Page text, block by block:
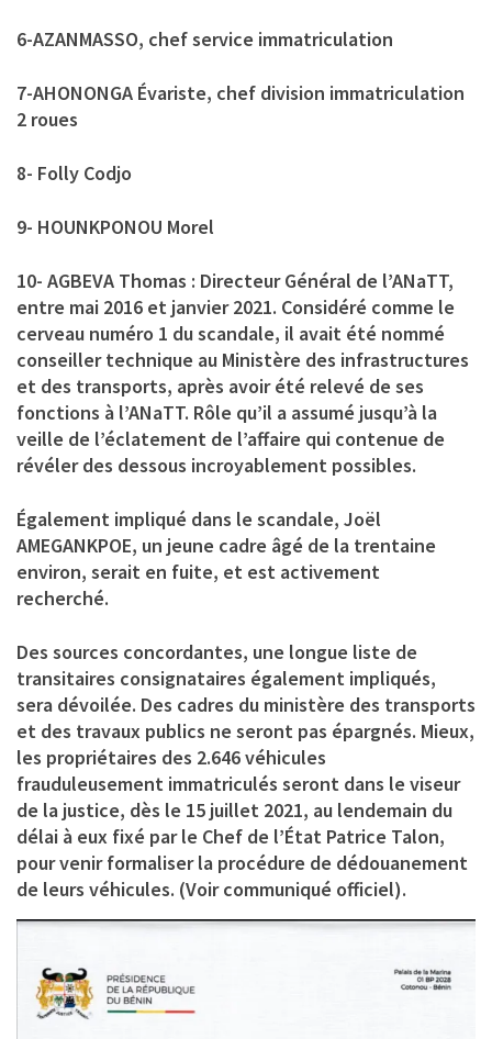
6-AZANMASSO, chef service immatriculation
7-AHONONGA Évariste, chef division immatriculation
2 roues
8- Folly Codjo
9- HOUNKPONOU Morel
10- AGBEVA Thomas : Directeur Général de l’ANaTT,
entre mai 2016 et janvier 2021. Considéré comme le
cerveau numéro 1 du scandale, il avait été nommé
conseiller technique au Ministère des infrastructures
et des transports, après avoir été relevé de ses
fonctions à l’ANaTT. Rôle qu’il a assumé jusqu’à la
veille de l’éclatement de l’affaire qui contenue de
révéler des dessous incroyablement possibles.
Également impliqué dans le scandale, Joël
AMEGANKPOE, un jeune cadre âgé de la trentaine
environ, serait en fuite, et est activement
recherché.
Des sources concordantes, une longue liste de
transitaires consignataires également impliqués,
sera dévoilée. Des cadres du ministère des transports
et des travaux publics ne seront pas épargnés. Mieux,
les propriétaires des 2.646 véhicules
frauduleusement immatriculés seront dans le viseur
de la justice, dès le 15 juillet 2021, au lendemain du
délai à eux fixé par le Chef de l’État Patrice Talon,
pour venir formaliser la procédure de dédouanement
de leurs véhicules. (Voir communiqué officiel).